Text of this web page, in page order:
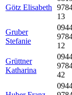
Götz Elisabeth
13
Gruber
Stefanie
12
Grüttner
Katharina
42